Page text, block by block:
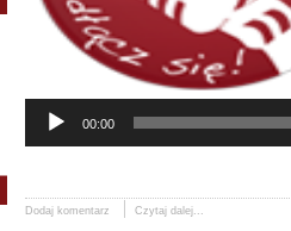
00:00
Dodaj komentarz Czytaj dalej...